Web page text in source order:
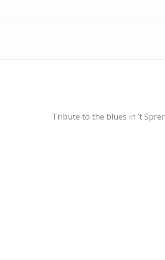
next
Tribute to the blues in ’t